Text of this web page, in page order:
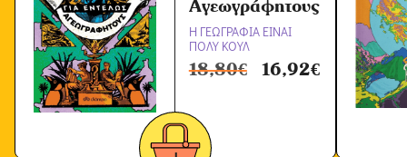
Αγεωγράφητους
Η ΓΕΩΓΡΑΦΙΑ ΕΙΝΑΙ
ΠΟΛΥ ΚΟΥΛ
18,80€ 16,92€